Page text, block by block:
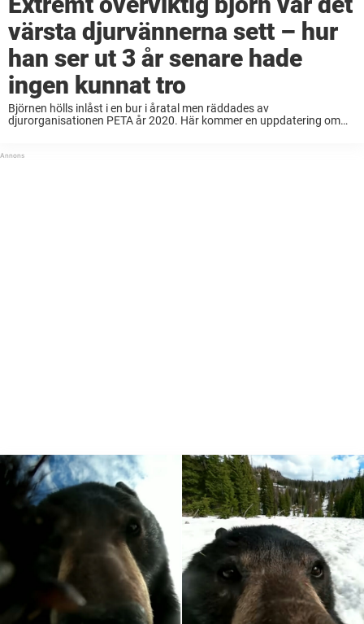
värsta djurvännerna sett – hur
han ser ut 3 år senare hade
ingen kunnat tro
Björnen hölls inlåst i en bur i åratal men räddades av
djurorganisationen PETA år 2020. Här kommer en uppdatering om